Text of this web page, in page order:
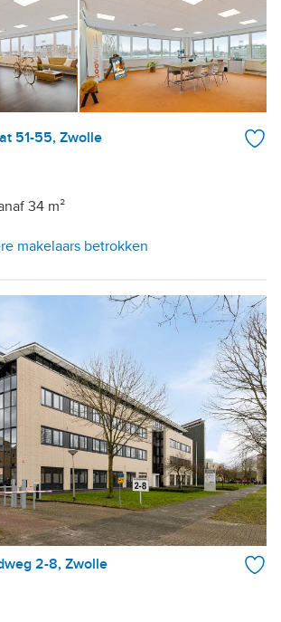
51-55, Zwolle
34 m²
makelaars betrokken
2-8, Zwolle